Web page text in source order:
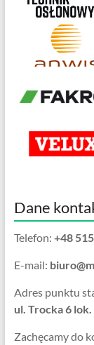
Dane
Telefon: +48
E-mail:
Adres punktu
ul. Trocka 6
Zachęcamy do